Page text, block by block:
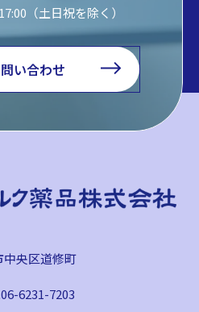
（土日祝を除く）
い合わせ
中央区道修町
6231-7203